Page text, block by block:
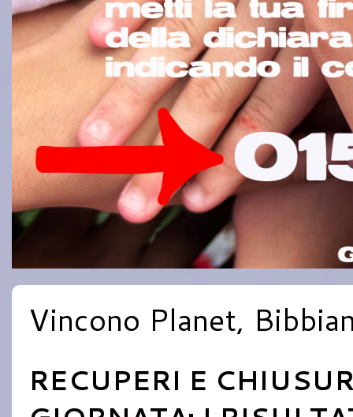
Vincono Planet,
RECUPERI E